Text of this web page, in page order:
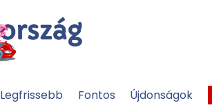
Legfrissebb Fontos Újdonságok